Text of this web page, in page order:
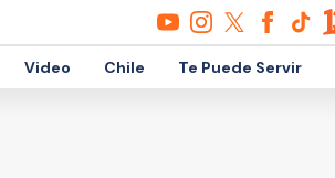
Video Chile Te Puede Servir